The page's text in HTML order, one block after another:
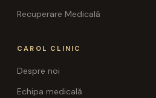
Recuperare Medicală
CAROL CLINIC
Despre noi
Echipa medicală